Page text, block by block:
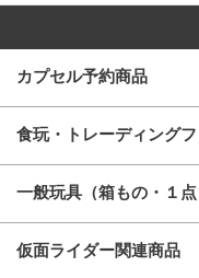
カプセル予約商品
食玩・トレーディング
一般玩具（箱もの・１
仮面ライダー関連商品